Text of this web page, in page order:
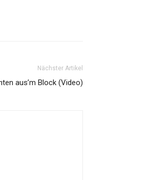
Nächster Artikel
aus’m Block (Video)